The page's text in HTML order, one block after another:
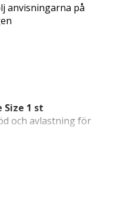
anvisningarna på
Size 1 st
och avlastning för
Schlatterknä,
har en integrerad
för att ge riktad